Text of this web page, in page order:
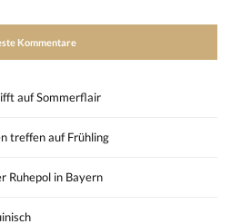
Kommentare
auf Sommerflair
treffen auf Frühling
Ruhepol in Bayern